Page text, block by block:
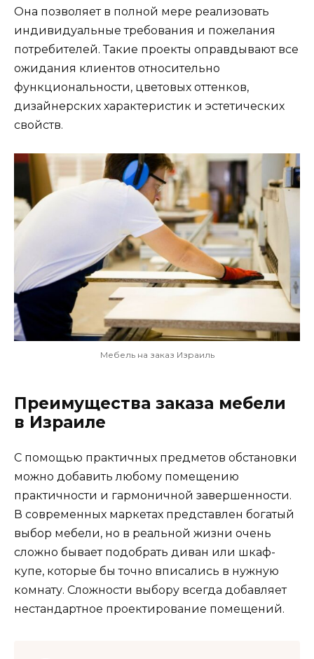
Она позволяет в полной мере реализовать
индивидуальные требования и пожелания
потребителей. Такие проекты оправдывают все
ожидания клиентов относительно
функциональности, цветовых оттенков,
дизайнерских характеристик и эстетических
свойств.
Мебель на заказ Израиль
Преимущества заказа мебели
в Израиле
С помощью практичных предметов обстановки
можно добавить любому помещению
практичности и гармоничной завершенности.
В современных маркетах представлен богатый
выбор мебели, но в реальной жизни очень
сложно бывает подобрать диван или шкаф-
купе, которые бы точно вписались в нужную
комнату. Сложности выбору всегда добавляет
нестандартное проектирование помещений.